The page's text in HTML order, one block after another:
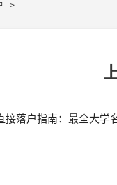
>
接落户指南：最全大学